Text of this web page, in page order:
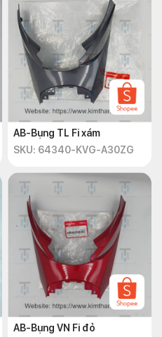
AB-Bụng TL Fi xám
SKU: 64340-KVG-A30ZG
AB-Bụng VN Fi đỏ